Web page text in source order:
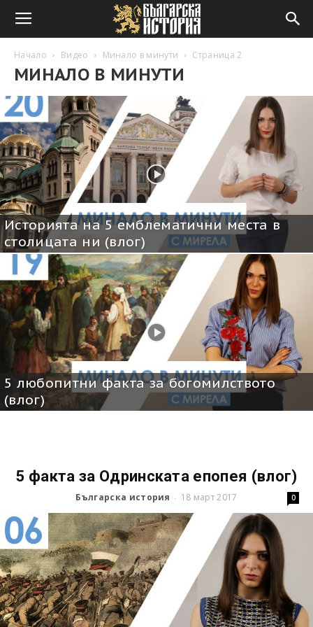
Начало Видео Минало в минути Страница 2
МИНАЛО В МИНУТИ
Историята на 5 емблематични места в
столицата ни (влог)
5 любопитни факта за богомилството
(влог)
5 факта за Одринската епопея (влог)
Българска история - 18 март 2017 0